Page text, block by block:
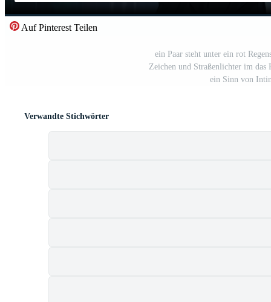
Auf Pinterest Teilen
ein Paar steht unter ein rot
Zeichen und Straßenlichter im das
ein Sinn von
Verwandte Stichwörter